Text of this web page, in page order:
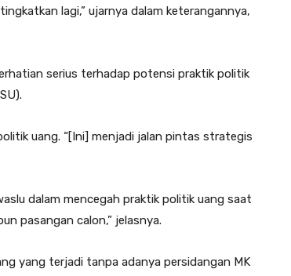
lagi,” ujarnya dalam keterangannya,
serius terhadap potensi praktik politik
uang. “[Ini] menjadi jalan pintas strategis
dalam mencegah praktik politik uang saat
pasangan calon,” jelasnya.
yang terjadi tanpa adanya persidangan MK